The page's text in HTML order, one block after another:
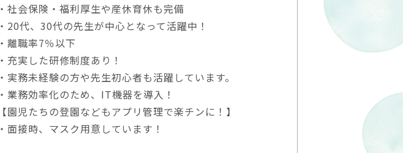
・社会保険・福利厚生や産休育休も完備
・20代、30代の先生が中心となって活躍中！
・離職率7％以下
・充実した研修制度あり！
・実務未経験の方や先生初心者も活躍しています。
・業務効率化のため、IT機器を導入！
【園児たちの登園などもアプリ管理で楽チンに！】
・面接時、マスク用意しています！